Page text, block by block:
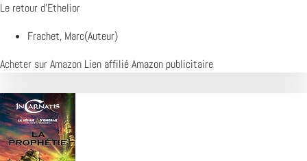
Le retour d'Ethelior
Frachet, Marc(Auteur)
Acheter sur Amazon Lien affilié Amazon publicitaire